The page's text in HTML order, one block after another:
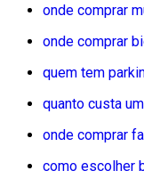
onde comprar
onde comprar
quem tem
quanto custa
onde comprar
como escolher